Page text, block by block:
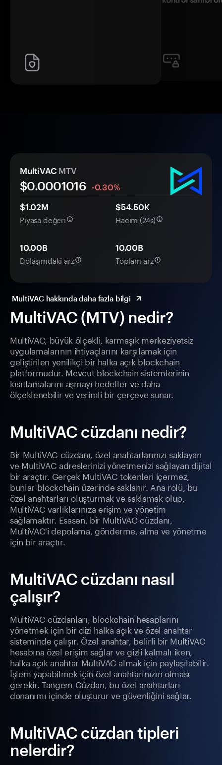
MultiVAC (MTV) nedir?
MultiVAC, büyük ölçekli, karmaşık merkeziyetsiz
uygulamalarının ihtiyaçlarını karşılamak için
geliştirilen yenilikçi bir halka açık blockchain
platformudur. Mevcut blockchain sistemlerinin
kısıtlamalarını aşmayı hedefler ve daha
ölçeklenebilir ve verimli bir çerçeve sunar.
MultiVAC cüzdanı nedir?
Bir MultiVAC cüzdanı, özel anahtarlarınızı saklayan
ve MultiVAC adreslerinizi yönetmenizi sağlayan dijital
bir araçtır. Gerçek MultiVAC tokenleri içermez,
bunlar blockchain üzerinde saklanır. Ana rolü, bu
özel anahtarları oluşturmak ve saklamak olup,
MultiVAC varlıklarınıza erişim ve yönetim
sağlamaktır. Esasen, bir MultiVAC cüzdanı,
MultiVAC'i depolama, gönderme, alma ve yönetme
için bir araçtır.
MultiVAC cüzdanı nasıl
çalışır?
MultiVAC cüzdanları, blockchain hesaplarını
yönetmek için bir dizi halka açık ve özel anahtar
sisteminde çalışır. Özel anahtar, belirli bir MultiVAC
hesabına özel erişim sağlar ve gizli kalmalı iken,
halka açık anahtar MultiVAC almak için paylaşılabilir.
İşlem yapabilmek için özel anahtarınızın olması
gerekir. Tangem Cüzdan, bu özel anahtarları
donanımı içinde oluşturur ve güvenliğini sağlar.
MultiVAC cüzdan tipleri
nelerdir?
MultiVAC MTV
$0.0001016
-0.30%
$1.02M
Piyasa değeri
$54.50K
Hacim (24s)
10.00B
Dolaşımdaki arz
10.00B
Toplam arz
MultiVAC hakkında daha fazla bilgi